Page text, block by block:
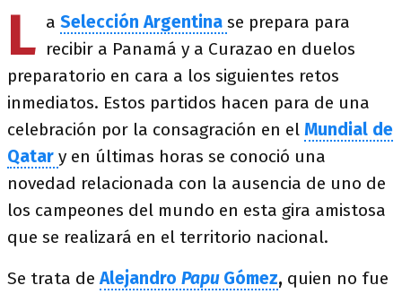
L a Selección Argentina se prepara para
recibir a Panamá y a Curazao en duelos
preparatorio en cara a los siguientes retos
inmediatos. Estos partidos hacen para de una
celebración por la consagración en el Mundial de
Qatar y en últimas horas se conoció una
novedad relacionada con la ausencia de uno de
los campeones del mundo en esta gira amistosa
que se realizará en el territorio nacional.
Se trata de Alejandro Papu Gómez, quien no fue